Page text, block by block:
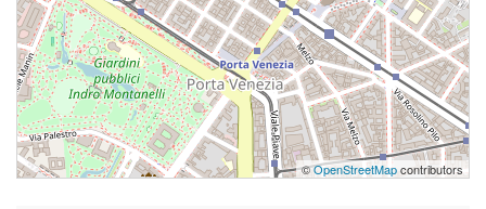
©OpenStreetMapcontributors